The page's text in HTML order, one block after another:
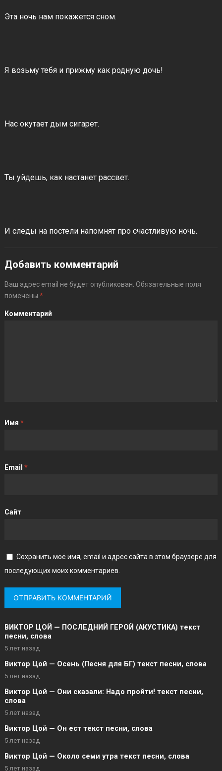
Эта ночь нам покажется сном.
Я возьму тебя и прижму как родную дочь!
Нас окутает дым сигарет.
Ты уйдешь, как настанет рассвет.
И следы на постели напомнят про счастливую ночь.
Добавить комментарий
Ваш адрес email не будет опубликован. Обязательные поля
помечены *
Комментарий
Имя *
Email *
Сайт
Сохранить моё имя, email и адрес сайта в этом браузере для
последующих моих комментариев.
ВИКТОР ЦОЙ — ПОСЛЕДНИЙ ГЕРОЙ (АКУСТИКА) текст
песни, слова
5 лет назад
Виктор Цой — Осень (Песня для БГ) текст песни, слова
5 лет назад
Виктор Цой — Они сказали: Надо пройти! текст песни,
слова
5 лет назад
Виктор Цой — Он ест текст песни, слова
5 лет назад
Виктор Цой — Около семи утра текст песни, слова
5 лет назад